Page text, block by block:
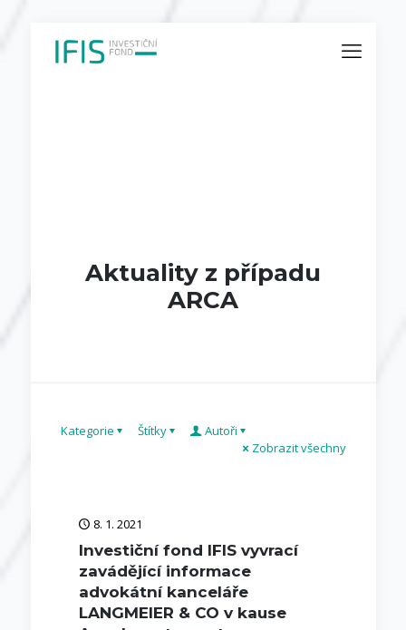
Aktuality z případu
ARCA
Kategorie Štítky
Autoři
Zobrazit všechny
8. 1. 2021
Investiční fond IFIS vyvrací
zavádějící informace
advokátní kanceláře
LANGMEIER & CO v kause